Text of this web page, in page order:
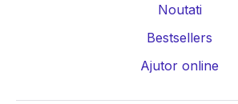
Noutati
Bestsellers
Ajutor online